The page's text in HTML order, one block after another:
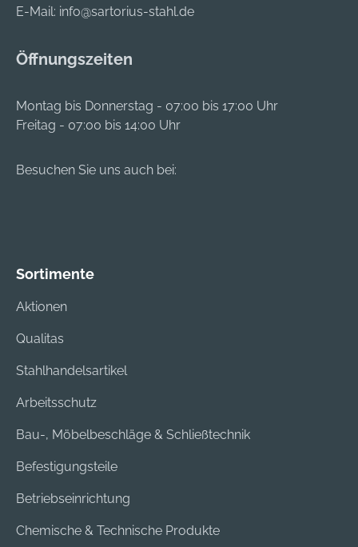
E-Mail: info@sartorius-stahl.de
Öffnungszeiten
Montag bis Donnerstag - 07:00 bis 17:00 Uhr
Freitag - 07:00 bis 14:00 Uhr
Besuchen Sie uns auch bei:
Sortimente
Aktionen
Qualitas
Stahlhandelsartikel
Arbeitsschutz
Bau-, Möbelbeschläge & Schließtechnik
Befestigungsteile
Betriebseinrichtung
Chemische & Technische Produkte